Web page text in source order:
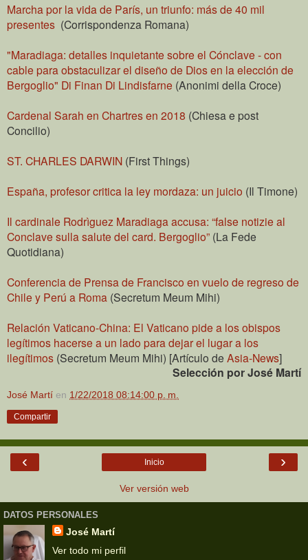
Marcha por la vida de París, un triunfo: más de 40 mil
presentes (Corrispondenza Romana)
"Maradiaga: detalles inquietante sobre el Cónclave - con
cable para obstaculizar el diseño de Dios en la elección de
Bergoglio" Di Finan Di Lindisfarne (Anonimi della Croce)
Cardenal Sarah en Chartres en 2018 (Chiesa e post
Concilio)
ST. CHARLES DARWIN (First Things)
España, profesor critica la ley mordaza: un juicio (Il Timone)
Il cardinale Rodrìguez Maradiaga accusa: “false notizie al
Conclave sulla salute del card. Bergoglio” (La Fede
Quotidiana)
Conferencia de Prensa de Francisco en vuelo de regreso de
Chile y Perú a Roma (Secretum Meum Mihi)
Relación Vaticano-China: El Vaticano pide a los obispos
legítimos hacerse a un lado para dejar el lugar a los
ilegítimos (Secretum Meum Mihi) [Artículo de Asia-News]
Selección por José Martí
José Martí en 1/22/2018 08:14:00 p. m.
Compartir
‹ ›
Inicio
Ver versión web
DATOS PERSONALES
José Martí
Ver todo mi perfil